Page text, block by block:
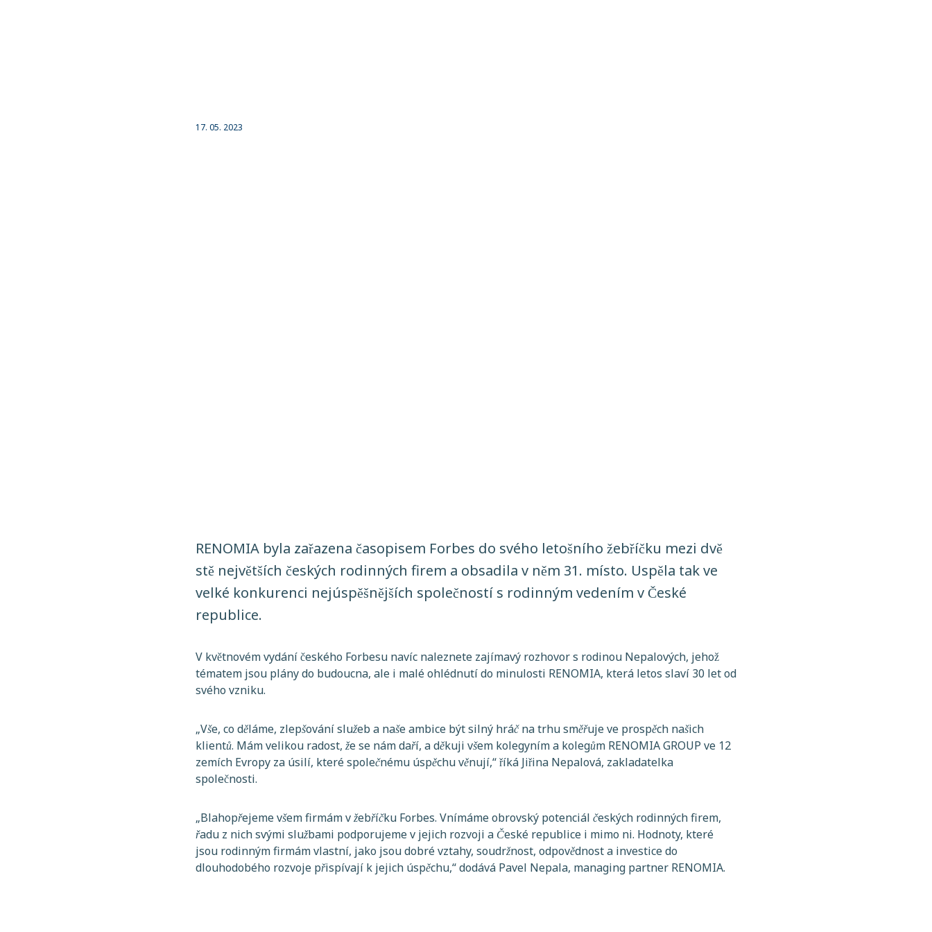
17. 05. 2023
RENOMIA byla zařazena časopisem Forbes do svého letošního žebříčku mezi dvě
stě největších českých rodinných firem a obsadila v něm 31. místo. Uspěla tak ve
velké konkurenci nejúspěšnějších společností s rodinným vedením v České
republice.
V květnovém vydání českého Forbesu navíc naleznete zajímavý rozhovor s rodinou Nepalových, jehož
tématem jsou plány do budoucna, ale i malé ohlédnutí do minulosti RENOMIA, která letos slaví 30 let od
svého vzniku.
„Vše, co děláme, zlepšování služeb a naše ambice být silný hráč na trhu směřuje ve prospěch našich
klientů. Mám velikou radost, že se nám daří, a děkuji všem kolegyním a kolegům RENOMIA GROUP ve 12
zemích Evropy za úsilí, které společnému úspěchu věnují,“ říká Jiřina Nepalová, zakladatelka
společnosti.
„Blahopřejeme všem firmám v žebříčku Forbes. Vnímáme obrovský potenciál českých rodinných firem,
řadu z nich svými službami podporujeme v jejich rozvoji a České republice i mimo ni. Hodnoty, které
jsou rodinným firmám vlastní, jako jsou dobré vztahy, soudržnost, odpovědnost a investice do
dlouhodobého rozvoje přispívají k jejich úspěchu,“ dodává Pavel Nepala, managing partner RENOMIA.